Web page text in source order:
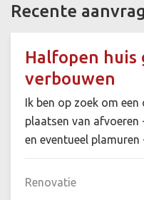
Recente
Halfopen huis
verbouwen
Ik ben op zoek om
plaatsen van afvoeren
en eventueel
Renovatie